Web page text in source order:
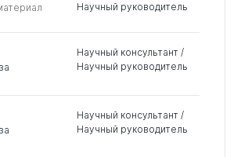
Научный руководитель
Научный консультант /
Научный руководитель
Научный консультант /
Научный руководитель